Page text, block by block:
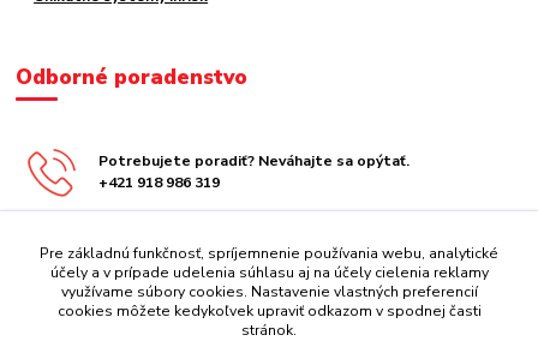
Odborné poradenstvo
Potrebujete poradiť? Neváhajte sa opýtať.
+421 918 986 319
obchod@centrazabavy.sk
Pre základnú funkčnosť, spríjemnenie používania webu, analytické
účely a v prípade udelenia súhlasu aj na účely cielenia reklamy
využívame súbory cookies. Nastavenie vlastných preferencií
cookies môžete kedykoľvek upraviť odkazom v spodnej časti
stránok.